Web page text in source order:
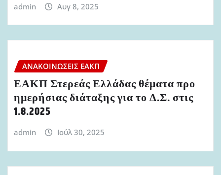
admin Αυγ 8, 2025
ΑΝΑΚΟΙΝΏΣΕΙΣ ΕΑΚΠ
ΕΑΚΠ Στερεάς Ελλάδας θέματα προ
ημερήσιας διάταξης για το Δ.Σ. στις
1.8.2025
admin Ιούλ 30, 2025